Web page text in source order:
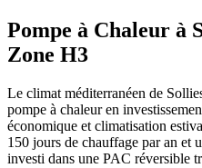
Pompe à Chaleur à
Zone H3
Le climat méditerranéen de
pompe à chaleur en
économique et climatisation
150 jours de chauffage par an et
investi dans une PAC réversible